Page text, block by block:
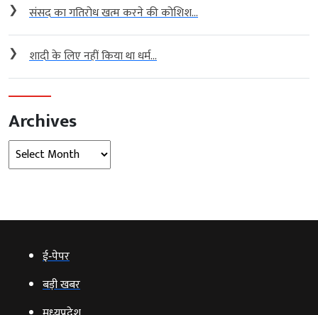
❯ संसद का गतिरोध खत्म करने की कोशिश...
❯ शादी के लिए नहीं किया था धर्म...
Archives
Archives
ई‑पेपर
बड़ी खबर